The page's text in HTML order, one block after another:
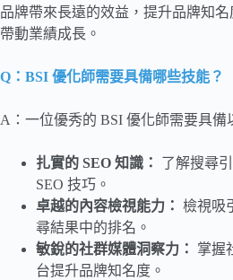
品牌帶來長遠的效益，提升品牌知
帶動業績成長。
Q：BSI 優化師需要具備哪些技能？
A：一位優秀的 BSI 優化師需要具備
扎實的 SEO 知識：
了解搜尋
SEO 技巧。
卓越的內容檢視能力： 檢視吸
尋結果中的排名。
敏銳的社群媒體洞察力：
掌握
台提升品牌知名度。